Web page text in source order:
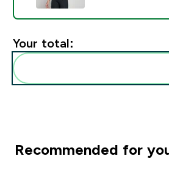
Your total:
Recommended for